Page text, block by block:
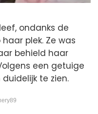
ondanks de
plek. Ze was
behield haar
een getuige
te zien.